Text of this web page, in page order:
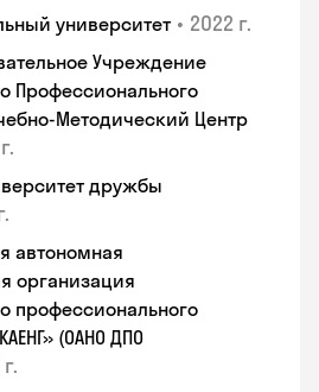
университет • 2022 г.
Учреждение
Профессионального
Методический Центр
дружбы
автономная
организация
профессионального
(ОАНО ДПО